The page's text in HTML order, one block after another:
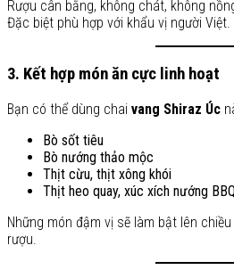
Rượu cân bằng, không chát, không
Đặc biệt phù hợp với khẩu vị người Việt.
3. Kết hợp món ăn cực linh hoạt
Bạn có thể dùng chai vang Shiraz Úc
Bò sốt tiêu
Bò nướng thảo mộc
Thịt cừu, thịt xông khói
Thịt heo quay, xúc xích nướng
Những món đậm vị sẽ làm bật lên
rượu.